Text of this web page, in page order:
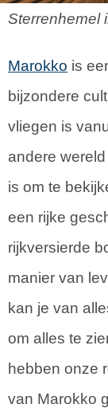
Sterrenhemel
Marokko is
bijzondere
vliegen is
andere
is om te
een rijke
rijkversierde
manier van
kan je van
om alles te
hebben onze
van Marokko